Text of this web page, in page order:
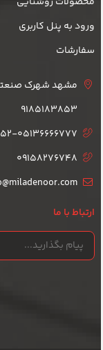
ورود به پنل کاربری
سفارشات
9185183853
05136666777
09158276748
ارتباط با ما